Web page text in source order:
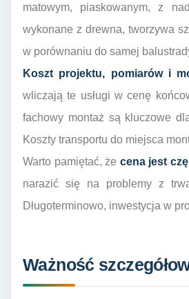
matowym, piaskowanym, z
wykonane z drewna, tworzywa
w porównaniu do samej
Koszt projektu, pomiarów i
wliczają te usługi w cenę
fachowy montaż są kluczowe
Koszty transportu do miejsca
Warto pamiętać, że cena jest
narazić się na problemy z
Długoterminowo, inwestycja w
Ważność